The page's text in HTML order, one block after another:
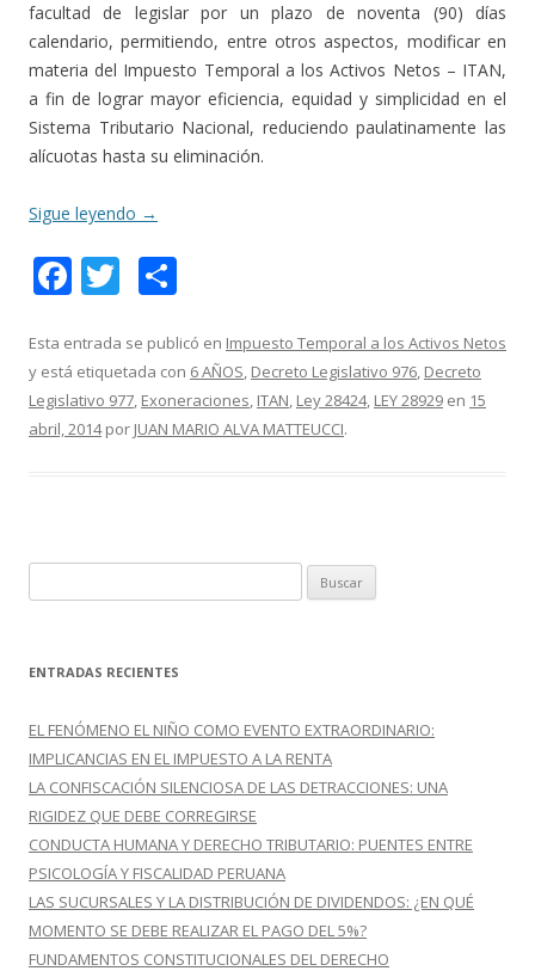
facultad de legislar por un plazo de noventa (90) días
calendario, permitiendo, entre otros aspectos, modificar en
materia del Impuesto Temporal a los Activos Netos – ITAN,
a fin de lograr mayor eficiencia, equidad y simplicidad en el
Sistema Tributario Nacional, reduciendo paulatinamente las
alícuotas hasta su eliminación.
Sigue leyendo →
F
e
b
o
T
itt
er
m
p
ar
Esta entrada se publicó en Impuesto Temporal a los Activos Netos
y está etiquetada con 6 AÑOS, Decreto Legislativo 976, Decreto
Legislativo 977, Exoneraciones, ITAN, Ley 28424, LEY 28929 en 15
abril, 2014por JUAN MARIO ALVA MATTEUCCI.
u
c
r
:
ENTRADAS RECIENTES
EL FENÓMENO EL NIÑO COMO EVENTO EXTRAORDINARIO:
IMPLICANCIAS EN EL IMPUESTO A LA RENTA
LA CONFISCACIÓN SILENCIOSA DE LAS DETRACCIONES: UNA
RIGIDEZ QUE DEBE CORREGIRSE
CONDUCTA HUMANA Y DERECHO TRIBUTARIO: PUENTES ENTRE
PSICOLOGÍA Y FISCALIDAD PERUANA
LAS SUCURSALES Y LA DISTRIBUCIÓN DE DIVIDENDOS: ¿EN QUÉ
MOMENTO SE DEBE REALIZAR EL PAGO DEL 5%?
FUNDAMENTOS CONSTITUCIONALES DEL DERECHO